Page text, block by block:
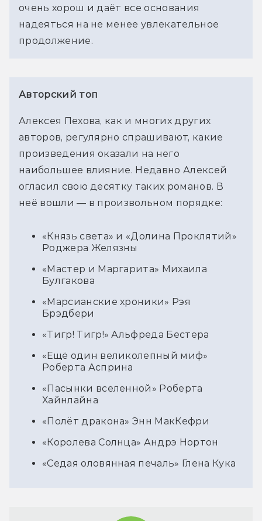
очень хорош и даёт все основания
надеяться на не менее увлекательное
продолжение.
Авторский топ
Алексея Пехова, как и многих других
авторов, регулярно спрашивают, какие
произведения оказали на него
наибольшее влияние. Недавно Алексей
огласил свою десятку таких романов. В
неё вошли — в произвольном порядке:
«Князь света» и «Долина Проклятий»
Роджера Желязны
«Мастер и Маргарита» Михаила
Булгакова
«Марсианские хроники» Рэя
Брэдбери
«Тигр! Тигр!» Альфреда Бестера
«Ещё один великолепный миф»
Роберта Асприна
«Пасынки вселенной» Роберта
Хайнлайна
«Полёт дракона» Энн МакКефри
«Королева Солнца» Андрэ Нортон
«Седая оловянная печаль» Глена Кука